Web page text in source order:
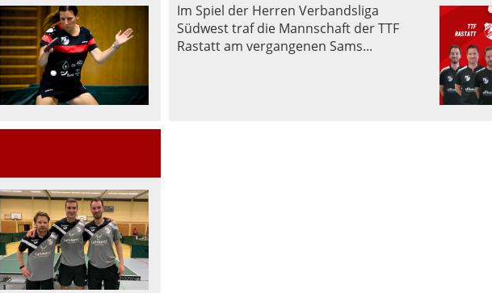
Im Spiel der Herren Verbandsliga
Südwest traf die Mannschaft der TTF
Rastatt am vergangenen Sams...